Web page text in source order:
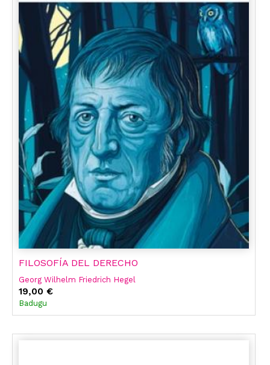
FILOSOFÍA DEL DERECHO
Georg Wilhelm Friedrich Hegel
19,00 €
Badugu